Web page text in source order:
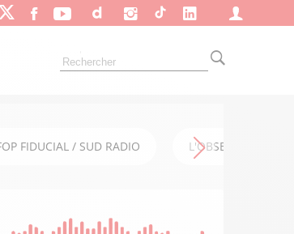
FIDUCIAL / SUD RADIO L'OBSERVATOIRE